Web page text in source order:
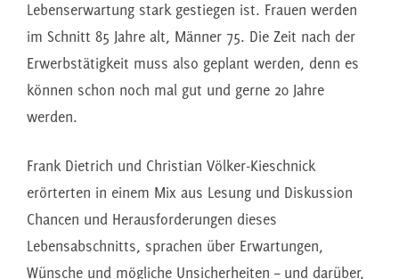
Lebenserwartung stark gestiegen ist. Frauen werden
im Schnitt 85 Jahre alt, Männer 75. Die Zeit nach der
Erwerbstätigkeit muss also geplant werden, denn es
können schon noch mal gut und gerne 20 Jahre
werden.
Frank Dietrich und Christian Völker-Kieschnick
erörterten in einem Mix aus Lesung und Diskussion
Chancen und Herausforderungen dieses
Lebensabschnitts, sprachen über Erwartungen,
Wünsche und mögliche Unsicherheiten – und darüber,